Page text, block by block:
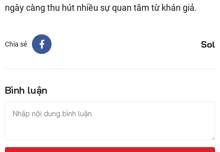
ngày càng thu hút nhiều sự quan tâm từ khán giả.
Chia sẻ Sol
Bình luận